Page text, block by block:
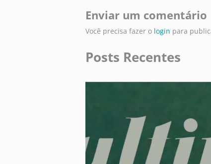
Enviar um comentário
Você precisa fazer o login para
Posts Recentes